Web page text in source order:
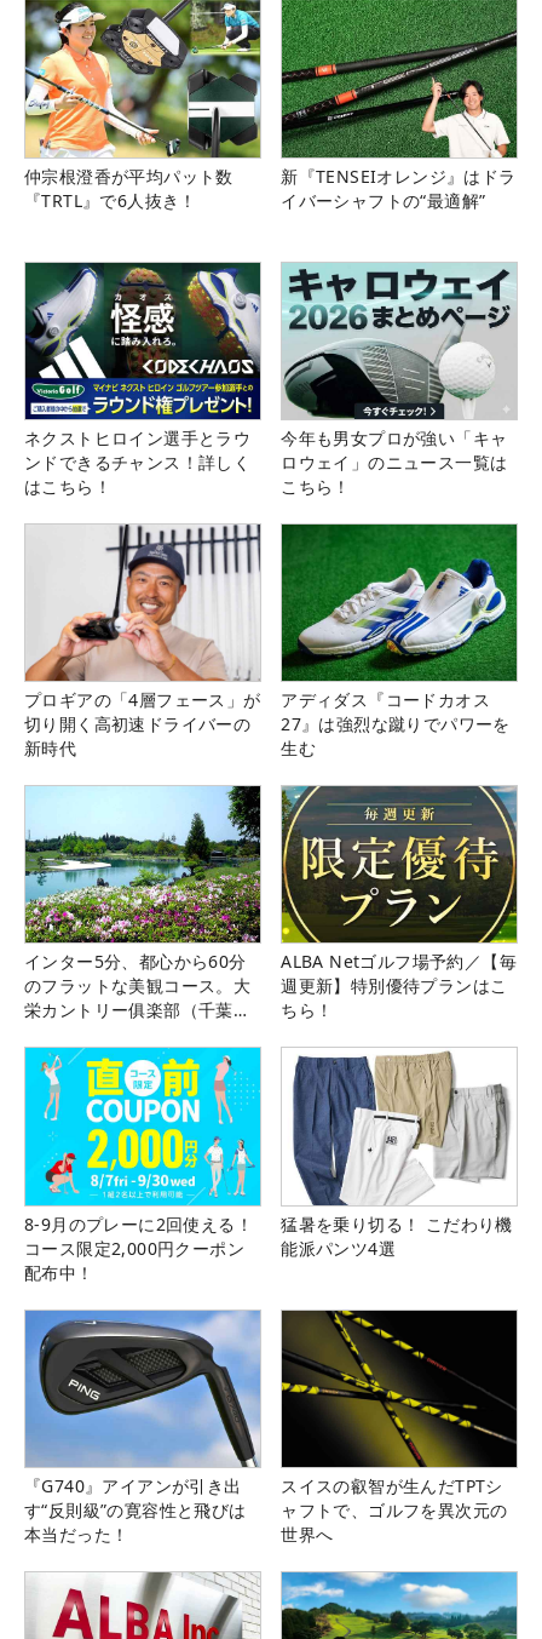
仲宗根澄香が平均パット数
『TRTL』で6人抜き！
新『TENSEIオレンジ』はドラ
イバーシャフトの“最適解”
ネクストヒロイン選手とラウ
ンドできるチャンス！詳しく
はこちら！
今年も男女プロが強い「キャ
ロウェイ」のニュース一覧は
こちら！
プロギアの「4層フェース」が
切り開く高初速ドライバーの
新時代
アディダス『コードカオス
27』は強烈な蹴りでパワーを
生む
インター5分、都心から60分
のフラットな美観コース。大
栄カントリー俱楽部（千葉
ALBA Netゴルフ場予約／【毎
週更新】特別優待プランはこ
ちら！
8-9月のプレーに2回使える！
コース限定2,000円クーポン
配布中！
猛暑を乗り切る！ こだわり機
能派パンツ4選
『G740』アイアンが引き出
す“反則級”の寛容性と飛びは
本当だった！
スイスの叡智が生んだTPTシ
ャフトで、ゴルフを異次元の
世界へ